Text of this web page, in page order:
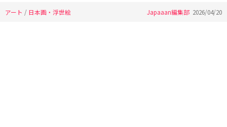
アート / 日本画・浮世絵 Japaaan編集部 2026/04/20